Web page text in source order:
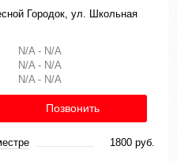
Городок, ул. Школьная
N/A - N/A
N/A - N/A
N/A - N/A
Позвонить
1800 руб.